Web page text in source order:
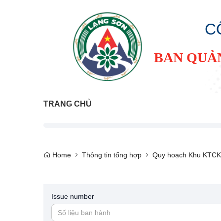
BAN
TRANG CHỦ
Home Thông tin tổng hợp Quy hoạch Khu
Issue number